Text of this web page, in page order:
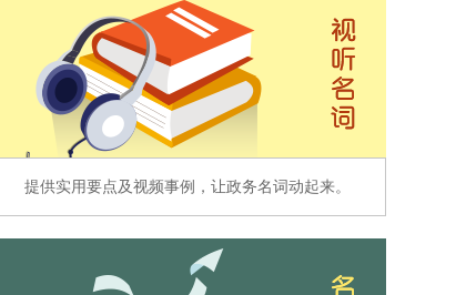
提供实用要点及视频事例，让政务名词动起来。